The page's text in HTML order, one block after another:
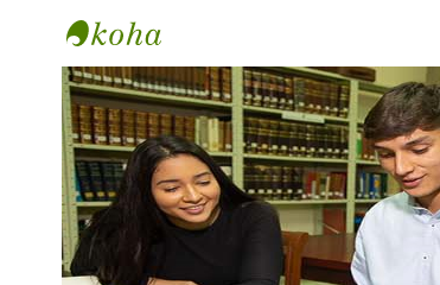
Biblioteca Universidad Monteávila